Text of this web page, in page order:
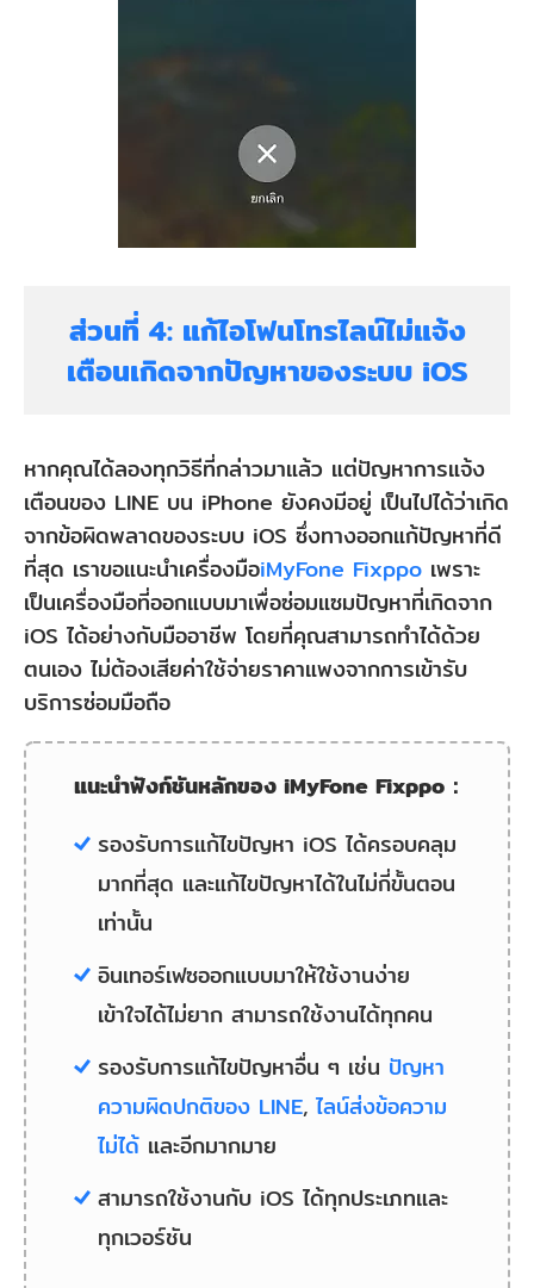
ส่วนที่ 4: แก้ไอโฟนโทรไลน์ไม่แจ้ง
เตือนเกิดจากปัญหาของระบบ iOS
หากคุณได้ลองทุกวิธีที่กล่าวมาแล้ว แต่ปัญหาการแจ้ง
เตือนของ LINE บน iPhone ยังคงมีอยู่ เป็นไปได้ว่าเกิด
จากข้อผิดพลาดของระบบ iOS ซึ่งทางออกแก้ปัญหาที่ดี
ที่สุด เราขอแนะนำเครื่องมือiMyFone Fixppo เพราะ
เป็นเครื่องมือที่ออกแบบมาเพื่อซ่อมแซมปัญหาที่เกิดจาก
iOS ได้อย่างกับมืออาชีพ โดยที่คุณสามารถทำได้ด้วย
ตนเอง ไม่ต้องเสียค่าใช้จ่ายราคาแพงจากการเข้ารับ
บริการซ่อมมือถือ
แนะนำฟังก์ชันหลักของ iMyFone Fixppo：
รองรับการแก้ไขปัญหา iOS ได้ครอบคลุม
มากที่สุด และแก้ไขปัญหาได้ในไม่กี่ขั้นตอน
เท่านั้น
อินเทอร์เฟซออกแบบมาให้ใช้งานง่าย
เข้าใจได้ไม่ยาก สามารถใช้งานได้ทุกคน
รองรับการแก้ไขปัญหาอื่น ๆ เช่น ปัญหา
ความผิดปกติของ LINE, ไลน์ส่งข้อความ
ไม่ได้ และอีกมากมาย
สามารถใช้งานกับ iOS ได้ทุกประเภทและ
ทุกเวอร์ชัน